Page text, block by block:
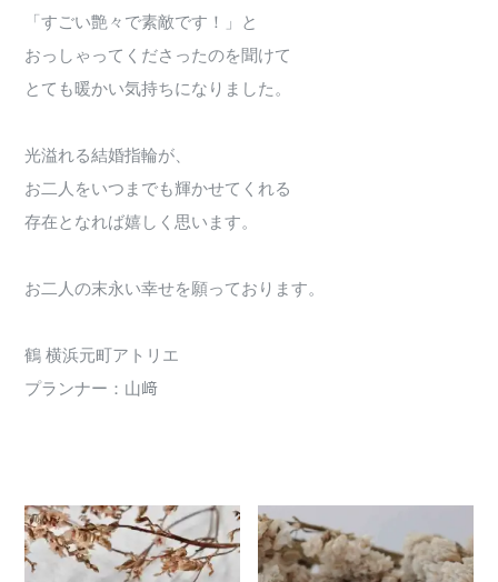
「すごい艶々で素敵です！」と
おっしゃってくださったのを聞けて
とても暖かい気持ちになりました。
光溢れる結婚指輪が、
お二人をいつまでも輝かせてくれる
存在となれば嬉しく思います。
お二人の末永い幸せを願っております。
鶴 横浜元町アトリエ
プランナー：山﨑